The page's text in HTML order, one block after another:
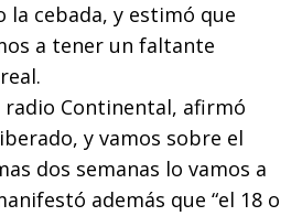
la cebada, y estimó que
a tener un faltante
radio Continental, afirmó
y vamos sobre el
dos semanas lo vamos a
además que “el 18 o